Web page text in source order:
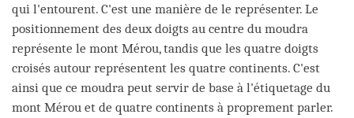
qui l'entourent. C'est une manière de le représenter. Le
positionnement des deux doigts au centre du moudra
représente le mont Mérou, tandis que les quatre doigts
croisés autour représentent les quatre continents. C'est
ainsi que ce moudra peut servir de base à l'étiquetage du
mont Mérou et de quatre continents à proprement parler.